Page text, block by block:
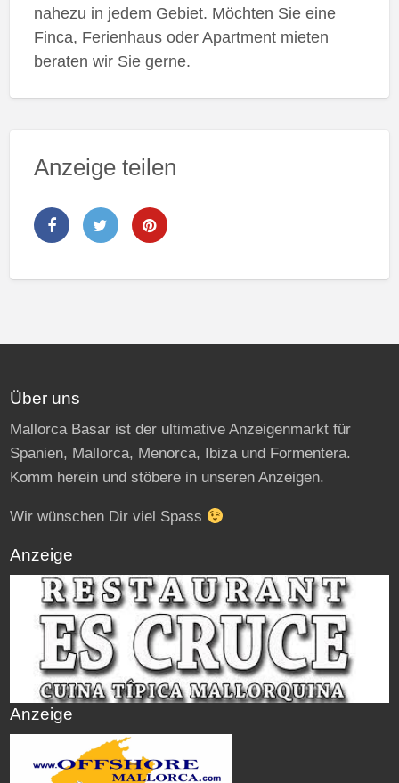
nahezu in jedem Gebiet. Möchten Sie eine
Finca, Ferienhaus oder Apartment mieten
beraten wir Sie gerne.
Anzeige teilen
Über uns
Mallorca Basar ist der ultimative Anzeigenmarkt für
Spanien, Mallorca, Menorca, Ibiza und Formentera.
Komm herein und stöbere in unseren Anzeigen.
Wir wünschen Dir viel Spass
Anzeige
Anzeige